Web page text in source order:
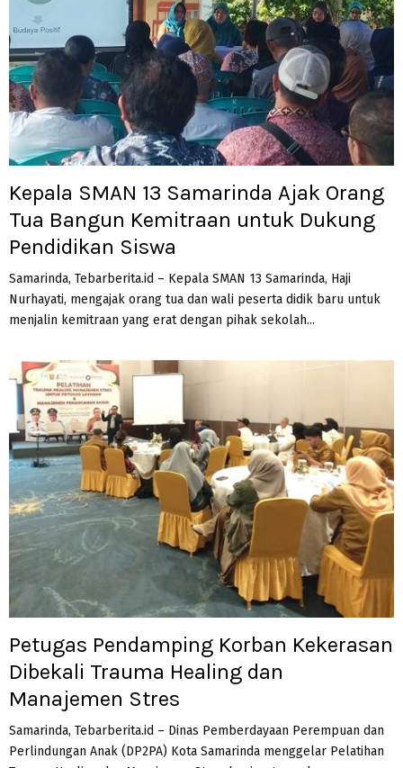
Kepala SMAN 13 Samarinda Ajak Orang
Tua Bangun Kemitraan untuk Dukung
Pendidikan Siswa
Samarinda, Tebarberita.id – Kepala SMAN 13 Samarinda, Haji
Nurhayati, mengajak orang tua dan wali peserta didik baru untuk
menjalin kemitraan yang erat dengan pihak sekolah...
Petugas Pendamping Korban Kekerasan
Dibekali Trauma Healing dan
Manajemen Stres
Samarinda, Tebarberita.id – Dinas Pemberdayaan Perempuan dan
Perlindungan Anak (DP2PA) Kota Samarinda menggelar Pelatihan